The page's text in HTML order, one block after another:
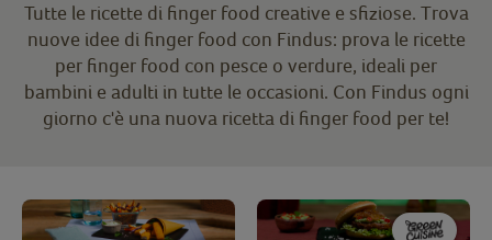
Tutte le ricette di finger food creative e sfiziose. Trova
nuove idee di finger food con Findus: prova le ricette
per finger food con pesce o verdure, ideali per
bambini e adulti in tutte le occasioni. Con Findus ogni
giorno c'è una nuova ricetta di finger food per te!